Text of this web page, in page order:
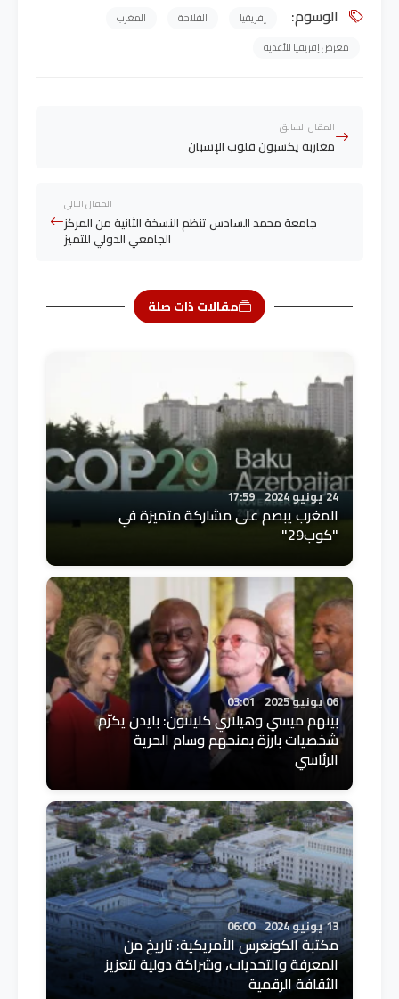
الوسوم: إفريقيا الفلاحة
المغرب
معرض إفريقيا للأغذية
المقال السابق
مغاربة يكسبون قلوب الإسبان
المقال التالي
جامعة محمد السادس تنظم النسخة الثانية من المركز
الجامعي الدولي للتميز
مقالات ذات صلة
24 يونيو 2024 17:59
المغرب يبصم على مشاركة متميزة في
"كوب29"
06 يونيو 2025 03:01
بينهم ميسي وهيلاري كلينتون: بايدن يكرّم
شخصيات بارزة بمنحهم وسام الحرية
الرئاسي
13 يونيو 2024 06:00
مكتبة الكونغرس الأمريكية: تاريخ من
المعرفة والتحديات، وشراكة دولية لتعزيز
الثقافة الرقمية